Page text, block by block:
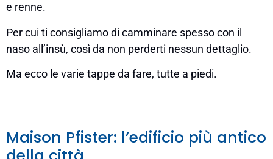
e renne.
Per cui ti consigliamo di camminare spesso con il
naso all’insù, così da non perderti nessun dettaglio.
Ma ecco le varie tappe da fare, tutte a piedi.
Maison Pfister: l’edificio più antico